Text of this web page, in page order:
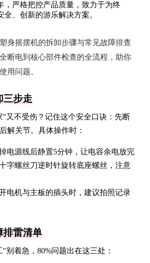
，严格把控产品质量，致力于为终
全、创新的游乐解决方案。
身摇摆机的拆卸步骤与常见故障排查
断电到核心部件检查的全流程，助你
用问题。
三步走
"又不受伤？记住这个安全口诀：先断
解关节。具体操作时：
掉电源线后静置5分钟，让电容余电放完
字螺丝刀逆时针旋转底座螺丝，注意
开电机与主板的插头时，建议拍照记录
排雷清单
别着急，80%问题出在这三处：